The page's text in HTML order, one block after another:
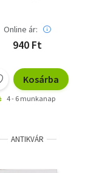
Online ár:
940 Ft
Kosárba
4 - 6 munkanap
ANTIKVÁR